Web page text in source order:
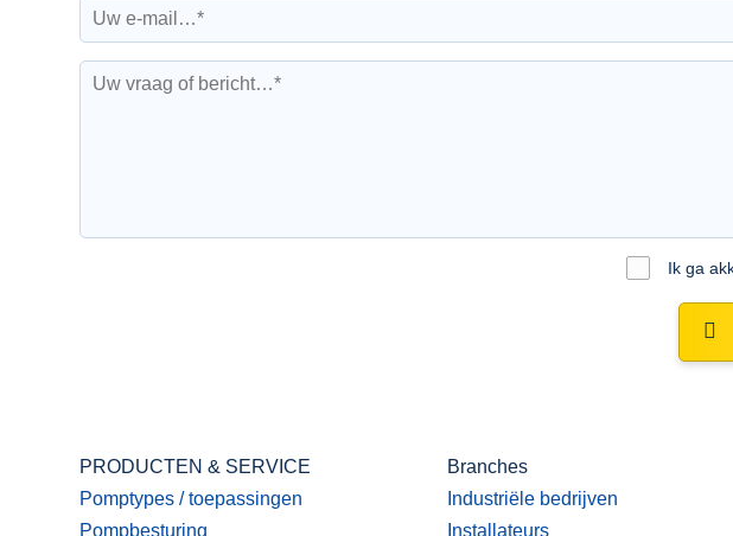
Ik ga
PRODUCTEN & SERVICE
Pomptypes / toepassingen
Pompbesturing
Branches
Industriële bedrijven
Installateurs